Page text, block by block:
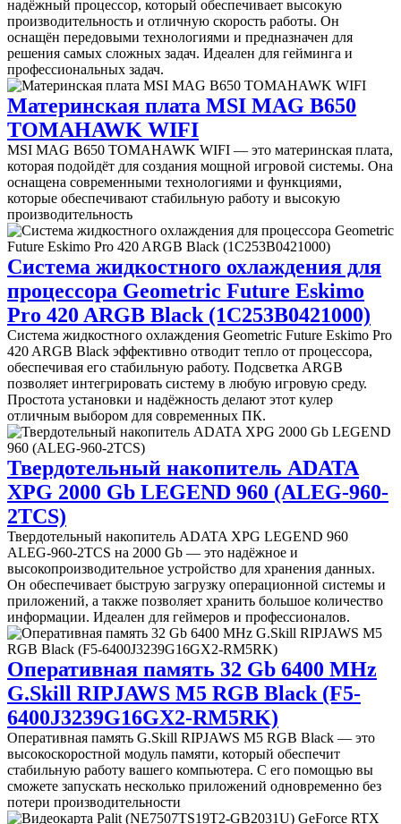
надёжный процессор, который обеспечивает высокую
производительность и отличную скорость работы. Он
оснащён передовыми технологиями и предназначен для
решения самых сложных задач. Идеален для гейминга и
профессиональных задач.
Материнская плата MSI MAG B650
TOMAHAWK WIFI
MSI MAG B650 TOMAHAWK WIFI — это материнская плата,
которая подойдёт для создания мощной игровой системы. Она
оснащена современными технологиями и функциями,
которые обеспечивают стабильную работу и высокую
производительность
Система жидкостного охлаждения для
процессора Geometric Future Eskimo
Pro 420 ARGB Black (1C253B0421000)
Система жидкостного охлаждения Geometric Future Eskimo Pro
420 ARGB Black эффективно отводит тепло от процессора,
обеспечивая его стабильную работу. Подсветка ARGB
позволяет интегрировать систему в любую игровую среду.
Простота установки и надёжность делают этот кулер
отличным выбором для современных ПК.
Твердотельный накопитель ADATA
XPG 2000 Gb LEGEND 960 (ALEG-960-
2TCS)
Твердотельный накопитель ADATA XPG LEGEND 960
ALEG-960-2TCS на 2000 Gb — это надёжное и
высокопроизводительное устройство для хранения данных.
Он обеспечивает быструю загрузку операционной системы и
приложений, а также позволяет хранить большое количество
информации. Идеален для геймеров и профессионалов.
Оперативная память 32 Gb 6400 MHz
G.Skill RIPJAWS M5 RGB Black (F5-
6400J3239G16GX2-RM5RK)
Оперативная память G.Skill RIPJAWS M5 RGB Black — это
высокоскоростной модуль памяти, который обеспечит
стабильную работу вашего компьютера. С его помощью вы
сможете запускать несколько приложений одновременно без
потери производительности